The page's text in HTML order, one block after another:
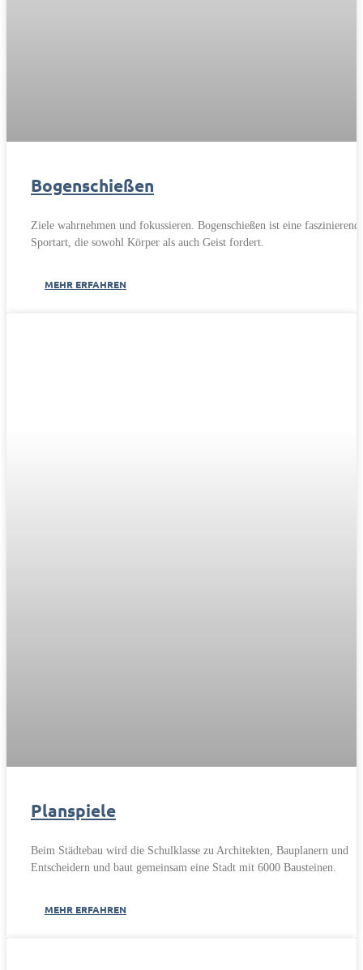
Bogenschießen
Ziele wahrnehmen und fokussieren. Bogenschießen ist eine
Sportart, die sowohl Körper als auch Geist fordert.
MEHR ERFAHREN
Planspiele
Beim Städtebau wird die Schulklasse zu Architekten, Bauplanern und
Entscheidern und baut gemeinsam eine Stadt mit 6000 Bausteinen.
MEHR ERFAHREN